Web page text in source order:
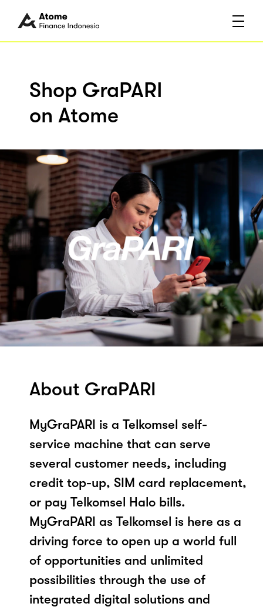
Shop GraPARI
on Atome
About GraPARI
MyGraPARI is a Telkomsel self-
service machine that can serve
several customer needs, including
credit top-up, SIM card replacement,
or pay Telkomsel Halo bills.
MyGraPARI as Telkomsel is here as a
driving force to open up a world full
of opportunities and unlimited
possibilities through the use of
integrated digital solutions and